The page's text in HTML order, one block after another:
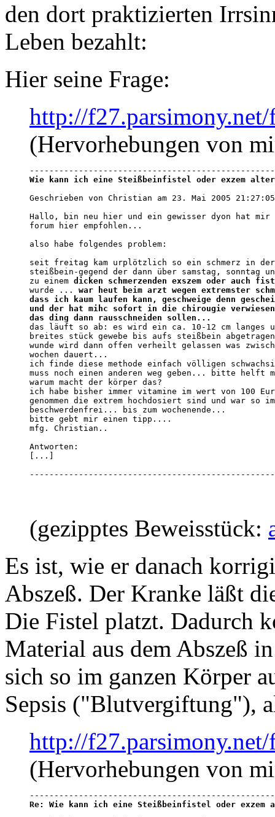
den dort praktizierten
Leben bezahlt:
Hier seine Frage:
http://
(Hervorhebungen von
Wie kann ich eine Steißbeinfistel oder exzem
Geschrieben von Christian am 23. Mai 2005
Hallo, bin neu hier und ein gewisser dyon hat
forum hier empfohlen...
also habe folgendes problem:
seit freitag kam urplötzlich so ein schmerz in
steißbein-gegend der dann über samstag, sonntag
zu einem dicken schmerzenden exszem oder auch
wurde ... war heut beim arzt wegen extremster
dass ich kaum laufen kann, geschweige denn
und der hat mihc sofort in die chirougie
das ding dann rausschneiden sollen...
das läuft so ab: es wird ein ca. 10-12 cm langes
breites stück gewebe bis aufs steißbein
wunde wird dann offen verheilt gelassen was
wochen dauert...
ich finde diese methode einfach völligen
muss noch einen anderen weg geben... bitte
warum macht der körper das?
ich habe bisher immer vitamine im wert von 100
genommen die extrem hochdosiert sind und war so
beschwerdenfrei... bis zum wochenende...
bitte gebt mir einen tipp....
mfg. Christian..
Antworten:
[...]
(gezipptes Beweisstück:
Es ist, wie er danach
Abszeß. Der Kranke läßt
Die Fistel platzt. Dadurch
Material aus dem Abszeß
sich so im ganzen Körper
Sepsis ("Blutvergiftung"),
http://
(Hervorhebungen von
Re: Wie kann ich eine Steißbeinfistel oder exzem